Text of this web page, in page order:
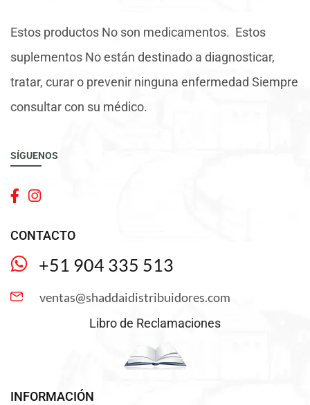
Estos productos No son medicamentos. Estos
suplementos No están destinado a diagnosticar,
tratar, curar o prevenir ninguna enfermedad Siempre
consultar con su médico.
SÍGUENOS
CONTACTO
+51 904 335 513
ventas@shaddaidistribuidores.com
Libro de Reclamaciones
INFORMACIÓN